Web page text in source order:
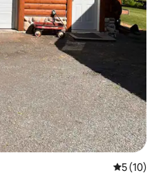
5 (10)